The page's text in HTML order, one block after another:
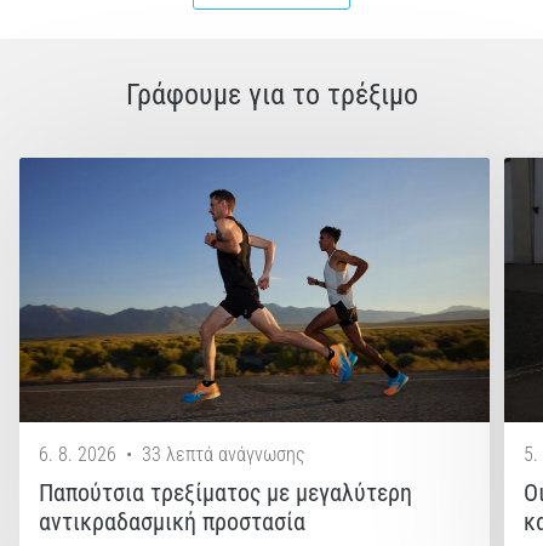
Γράφουμε για το τρέξιμο
6. 8. 2026 • 33 λεπτά ανάγνωσης
Παπούτσια τρεξίματος με μεγαλύτερη
αντικραδασμική προστασία
5.